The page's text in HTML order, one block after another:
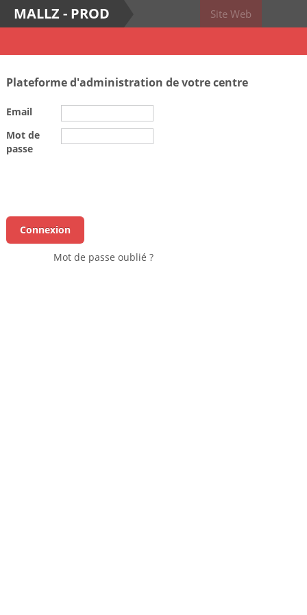
MALLZ - PROD Site Web
Plateforme d'administration de votre centre
Email
Mot de
passe
Mot de passe oublié ?